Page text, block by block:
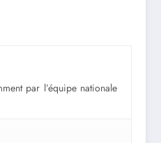
par l’équipe nationale